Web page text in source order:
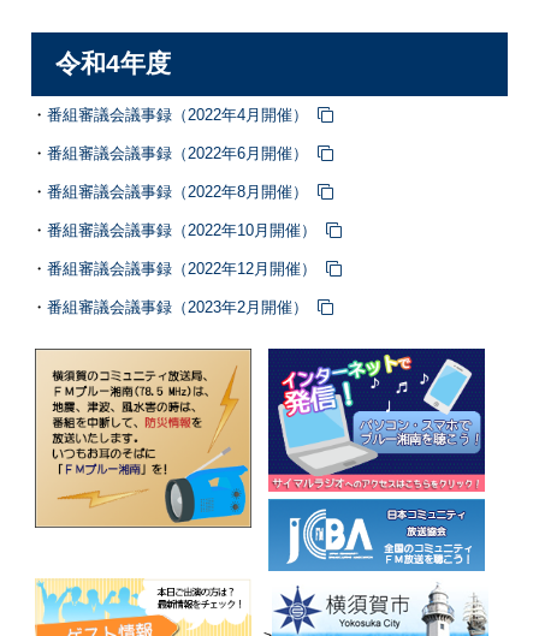
令和4年度
・番組審議会議事録（2022年4月開催）
・番組審議会議事録（2022年6月開催）
・番組審議会議事録（2022年8月開催）
・番組審議会議事録（2022年10月開催）
・番組審議会議事録（2022年12月開催）
・番組審議会議事録（2023年2月開催）